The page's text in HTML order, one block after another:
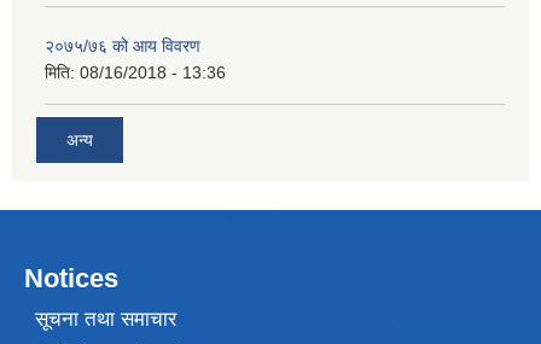
२०७५/७६ को आय विवरण
मिति: 08/16/2018 - 13:36
अन्य
Notices
सूचना तथा समाचार